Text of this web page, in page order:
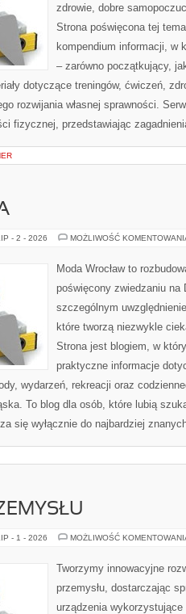
zdrowie, dobre
Strona poświęcona tej
kompendium informacji, w
– zarówno początkujący,
dotyczące treningów, ćwiczeń,
rozwijania własnej sprawności.
fizycznej, przedstawiając
- 2 - 2026 MOŻLIWOŚĆ
Moda Wrocław to
poświęcony zwiedzaniu na
szczególnym
które tworzą niezwykle
Strona jest blogiem, w
praktyczne informacje
wydarzeń, rekreacji oraz
To blog dla osób, które lubią
się wyłącznie do najbardziej
- 1 - 2026 MOŻLIWOŚĆ
Tworzymy innowacyjne
przemysłu, dostarczając
urządzenia